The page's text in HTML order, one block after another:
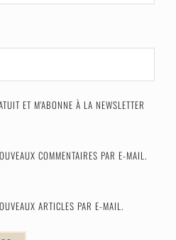
ET M'ABONNE À LA NEWSLETTER
COMMENTAIRES PAR E-MAIL.
ARTICLES PAR E-MAIL.